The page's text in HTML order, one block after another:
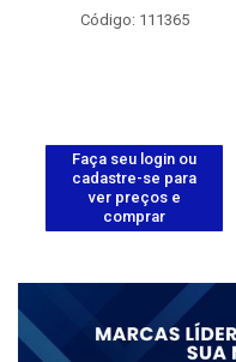
Código: 111365
Faça seu login ou
cadastre-se para
ver preços e
comprar